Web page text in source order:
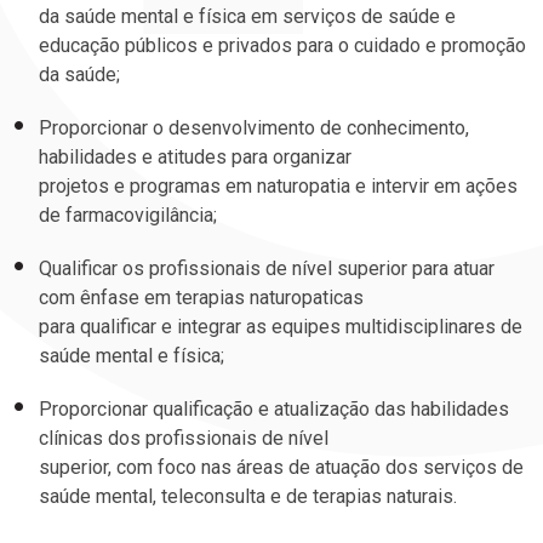
da saúde mental e física em serviços de saúde e
educação públicos e privados para o cuidado e promoção
da saúde;
Proporcionar o desenvolvimento de conhecimento,
habilidades e atitudes para organizar
projetos e programas em naturopatia e intervir em ações
de farmacovigilância;
Qualificar os profissionais de nível superior para atuar
com ênfase em terapias naturopaticas
para qualificar e integrar as equipes multidisciplinares de
saúde mental e física;
Proporcionar qualificação e atualização das habilidades
clínicas dos profissionais de nível
superior, com foco nas áreas de atuação dos serviços de
saúde mental, teleconsulta e de terapias naturais.